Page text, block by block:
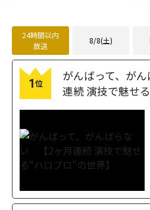
24時間以内
放送
8/8(土)
1 位
がんばって、が
連続 演技で魅せ